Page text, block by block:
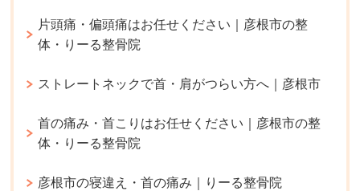
片頭痛・偏頭痛はお任せください｜彦根市の整
体・りーる整骨院
ストレートネックで首・肩がつらい方へ｜彦根市
首の痛み・首こりはお任せください｜彦根市の整
体・りーる整骨院
彦根市の寝違え・首の痛み｜りーる整骨院